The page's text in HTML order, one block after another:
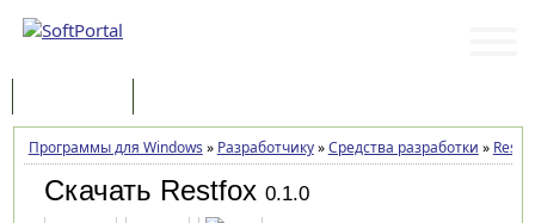
Программы для Windows » Разработчику»Средства разработки »
Скачать Restfox 0.1.0